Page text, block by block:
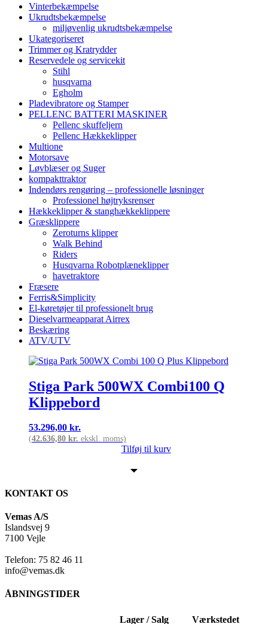
Vinterbekæmpelse
Ukrudtsbekæmpelse
miljøvenlig ukrudtsbekæmpelse
Ukategoriseret
Trimmer og Kratrydder
Reservedele og servicekit
Stihl
husqvarna
Egholm
Pladevibratore og Stamper
PELLENC BATTERI MASKINER
Pellenc skuffeljern
Pellenc Hækkeklipper
Multione
Motorsave
Løvblæser og Suger
kompakttraktor
Indendørs rengøring – professionelle løsninger
Professionel højtryksrenser
Hækkeklipper & stanghækkeklippere
Græsklippere
Zeroturns klipper
Walk Behind
Riders
Husqvarna Robotplæneklipper
havetraktore
Fræsere
Ferris&Simplicity
El-køretøjer til professionelt brug
Dieselvarmeapparat Airrex
Beskæring
ATV/UTV
Stiga Park 500WX Combi100 Q
Klippebord
53.296,00 kr.
(42.636,80 kr. ekskl. moms)
Tilføj til kurv
KONTAKT OS
Vemas A/S
Islandsvej 9
7100 Vejle
Telefon: 75 82 46 11
info@vemas.dk
ÅBNINGSTIDER
Lager / Salg Værkstedet